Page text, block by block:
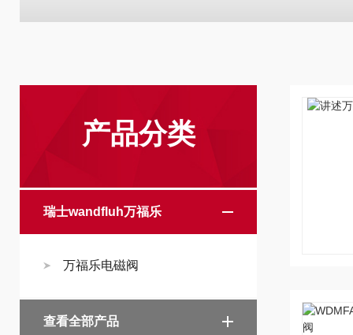
产品分类
瑞士wandfluh万福乐
万福乐电磁阀
查看全部产品